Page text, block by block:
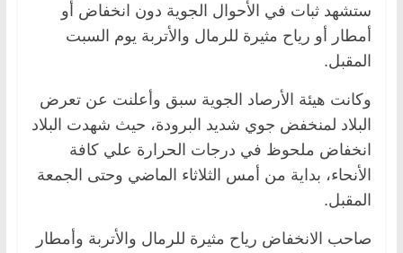
ستشهد ثبات في الأحوال الجوية دون انخفاض أو
أمطار أو رياح مثيرة للرمال والأتربة يوم السبت
المقبل.
وكانت هيئة الأرصاد الجوية سبق وأعلنت عن تعرض
البلاد لمنخفض جوي شديد البرودة، حيث شهدت البلاد
انخفاض ملحوظ في درجات الحرارة علي كافة
الأنحاء، بداية من أمس الثلاثاء الماضي وحتى الجمعة
المقبل.
صاحب الانخفاض رياح مثيرة للرمال والأتربة وأمطار